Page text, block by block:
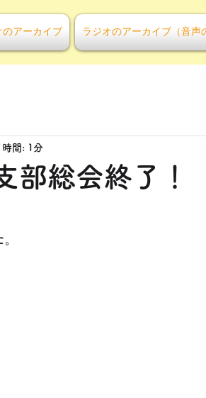
のアーカイブ ラジオのアーカイブ（音声
総会終了
時間: 1分